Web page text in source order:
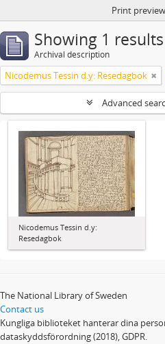
Print preview
Showing 1 results
Archival description
Nicodemus Tessin d.y: Resedagbok
Advanced
Nicodemus Tessin d.y:
Resedagbok
The National Library of Sweden
Contact us
Kungliga biblioteket hanterar dina
dataskyddsförordning (2018), GDPR.